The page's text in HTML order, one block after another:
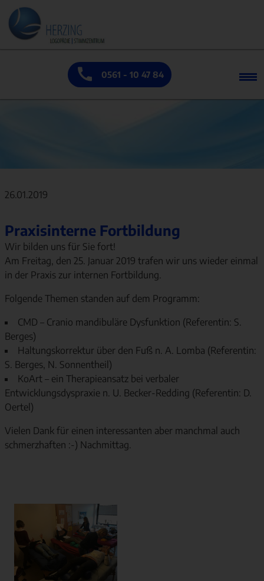
0561 - 10 47 84
26.01.2019
Praxisinterne Fortbildung
Wir bilden uns für Sie fort!
Am Freitag, den 25. Januar 2019 trafen wir uns wieder einmal
in der Praxis zur internen Fortbildung.
Folgende Themen standen auf dem Programm:
CMD – Cranio mandibuläre Dysfunktion (Referentin: S.
Berges)
Haltungskorrektur über den Fuß n. A. Lomba (Referentin:
S. Berges, N. Sonnentheil)
KoArt – ein Therapieansatz bei verbaler
Entwicklungsdyspraxie n. U. Becker-Redding (Referentin: D.
Oertel)
Vielen Dank für einen interessanten aber manchmal auch
schmerzhaften :-) Nachmittag.